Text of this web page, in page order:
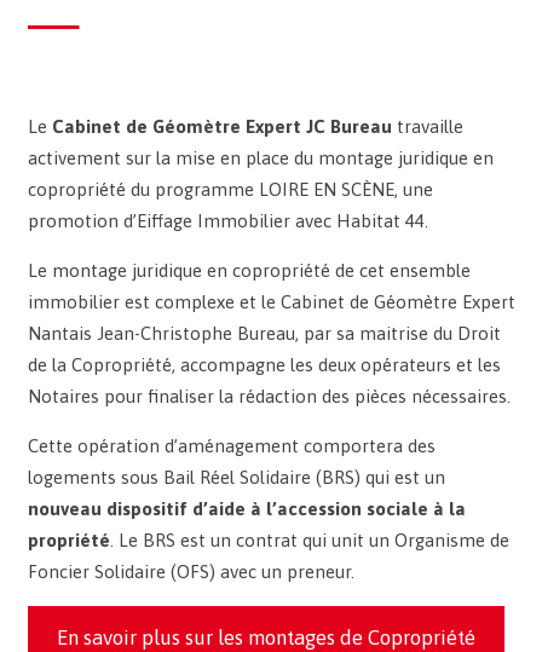
Le Cabinet de Géomètre Expert JC Bureau travaille
activement sur la mise en place du montage juridique en
copropriété du programme LOIRE EN SCÈNE, une
promotion d’Eiffage Immobilier avec Habitat 44.
Le montage juridique en copropriété de cet ensemble
immobilier est complexe et le Cabinet de Géomètre Expert
Nantais Jean-Christophe Bureau, par sa maitrise du Droit
de la Copropriété, accompagne les deux opérateurs et les
Notaires pour finaliser la rédaction des pièces nécessaires.
Cette opération d’aménagement comportera des
logements sous Bail Réel Solidaire (BRS) qui est un
nouveau dispositif d’aide à l’accession sociale à la
propriété . Le BRS est un contrat qui unit un Organisme de
Foncier Solidaire (OFS) avec un preneur.
En savoir plus sur les montages de Copropriété